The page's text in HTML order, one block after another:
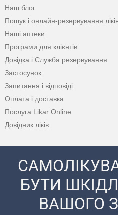
Наш блог
Пошук і онлайн-резервування ліків
Наші аптеки
Програми для клієнтів
Довідка і Служба резервування
Застосунок
Запитання і відповіді
Оплата і доставка
Послуга Likar Online
Довідник ліків
БУТИ
ВАШОГО